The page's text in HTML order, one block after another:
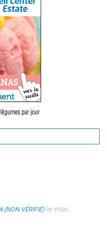
(NON VÉRIFIÉ)le mar,